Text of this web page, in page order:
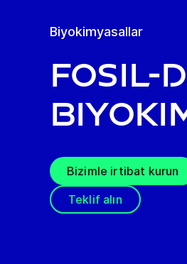
Biyokimyasallar
Fosil-
Bizimle irtibat kurun
Teklif alın